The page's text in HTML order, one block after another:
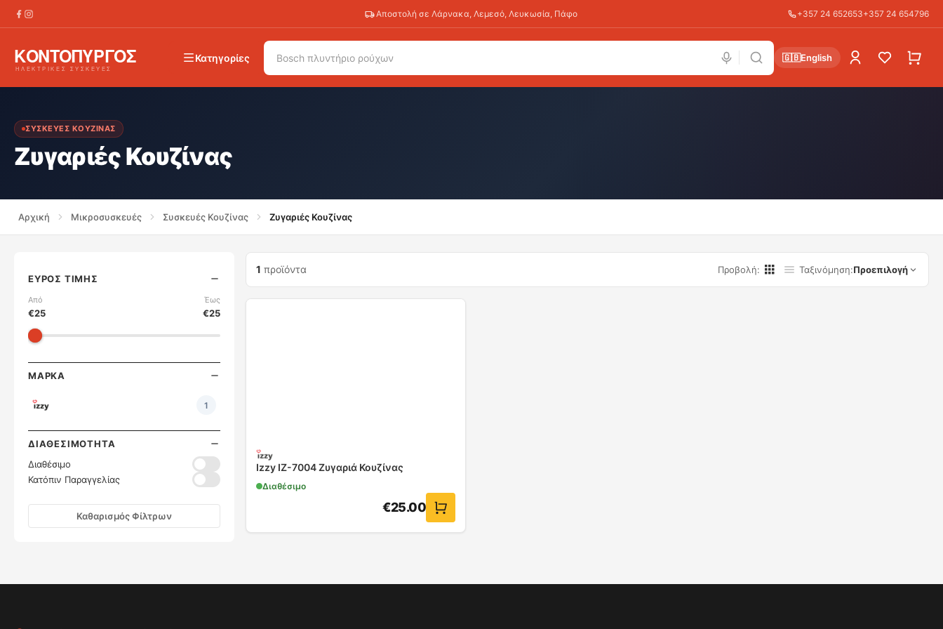
Αποστολή σε Λάρνακα, Λεμεσό, Λευκωσία, Πάφο +357 24 652653+357 24 654796
Κατηγορίες 🇬🇧English
ΣΥΣΚΕΥΈΣ ΚΟΥΖΊΝΑΣ
Ζυγαριές Κουζίνας
Αρχική Μικροσυσκευές Συσκευές Κουζίνας Ζυγαριές Κουζίνας
ΕΎΡΟΣ ΤΙΜΉΣ
Από
€25
Έως
€25
ΜΆΡΚΑ
1
ΔΙΑΘΕΣΙΜΌΤΗΤΑ
Διαθέσιμο
Κατόπιν Παραγγελίας
Καθαρισμός Φίλτρων
1 προϊόντα Προβολή: Ταξινόμηση:Προεπιλογή
Izzy IZ-7004 Ζυγαριά Κουζίνας
Διαθέσιμο
€25.00